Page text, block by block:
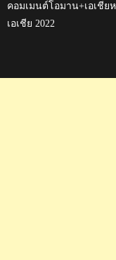
คอมเมนต์โอมาน+เอเชี
เอเชีย 2022